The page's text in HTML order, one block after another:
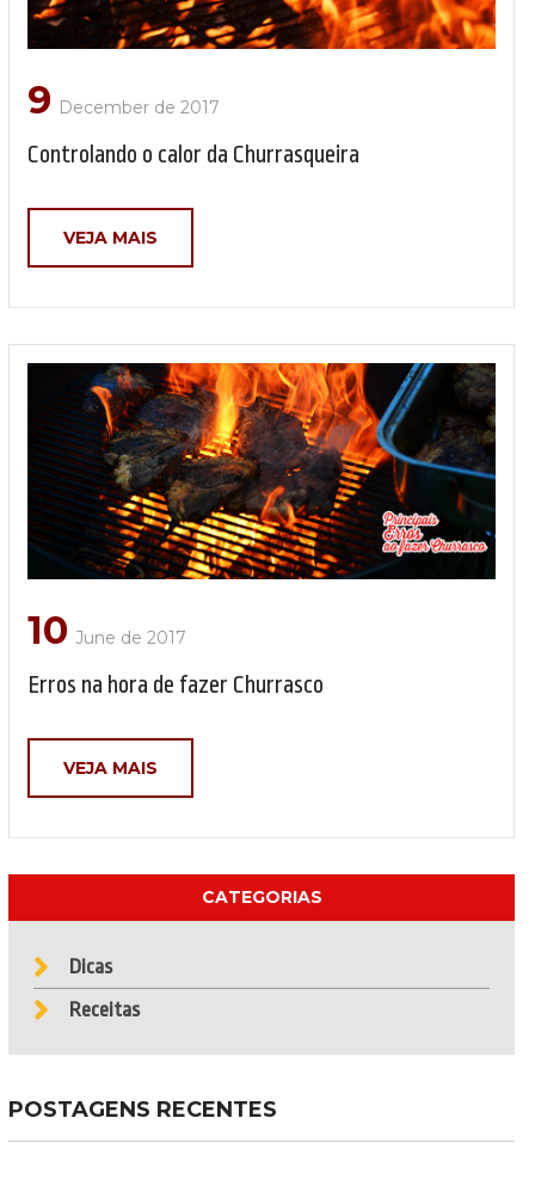
9 December de 2017
Controlando o calor da Churrasqueira
VEJA MAIS
10 June de 2017
Erros na hora de fazer Churrasco
VEJA MAIS
CATEGORIAS
Dicas
Receitas
POSTAGENS RECENTES